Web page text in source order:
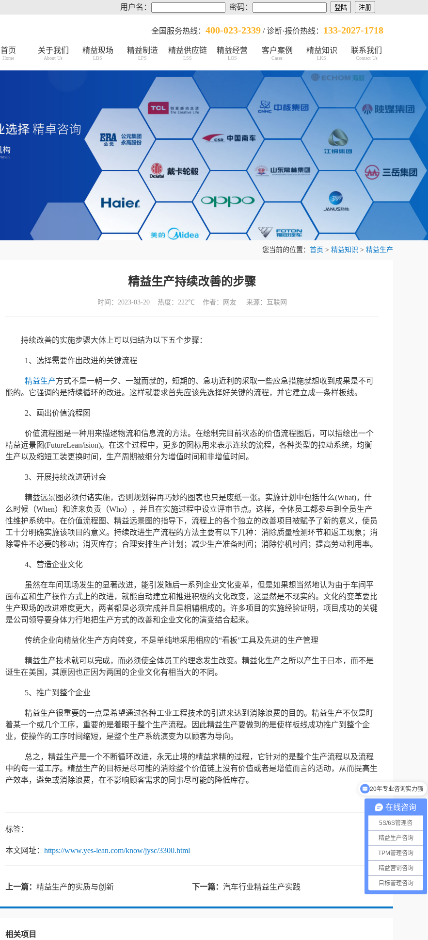
用户名： 密码：
全国服务热线： 400-023-2339 / 诊断·报价热线： 133-2027-1718
首页
Home
关于我们
About Us
精益现场
LBS
精益制造
LPS
精益供应链
LSS
精益经营
LOS
客户案例
Cases
精益知识
LKS
联系我们
Contact Us
您当前的位置： 首页 > 精益知识 > 精益生产
精益生产持续改善的步骤
时间：2023-03-20 热度： 222℃ 作者：网友 来源：互联网
持续改善的实施步骤大体上可以归结为以下五个步骤：
1、选择需要作出改进的关键流程
精益生产方式不是一朝一夕、一蹴而就的，短期的、急功近利的采取一些应急措施就想收到成果是不可
能的。它强调的是持续循环的改进。这样就要求首先应该先选择好关键的流程，并它建立成一条样板线。
2、画出价值流程图
价值流程图是一种用来描述物流和信息流的方法。在绘制完目前状态的价值流程图后，可以描绘出一个
精益远景图(FutureLean/ision)。在这个过程中，更多的图标用来表示连续的流程，各种类型的拉动系统，均衡
生产以及缩短工装更换时间，生产周期被细分为增值时间和非增值时间。
3、开展持续改进研讨会
精益远景图必须付诸实施，否则规划得再巧妙的图表也只是废纸一张。实施计划中包括什么(What)，什
么时候（When）和谁来负责（Who），并且在实施过程中设立评审节点。这样，全体员工都参与到全员生产
性维护系统中。在价值流程图、精益远景图的指导下，流程上的各个独立的改善项目被赋予了新的意义，使员
工十分明确实施该项目的意义。持续改进生产流程的方法主要有以下几种：消除质量检测环节和返工现象；消
除零件不必要的移动；消灭库存；合理安排生产计划；减少生产准备时间；消除停机时间；提高劳动利用率。
4、营造企业文化
虽然在车间现场发生的显著改进，能引发随后一系列企业文化变革，但是如果想当然地认为由于车间平
面布置和生产操作方式上的改进，就能自动建立和推进积极的文化改变，这显然是不现实的。文化的变革要比
生产现场的改进难度更大，两者都是必须完成并且是相辅相成的。许多项目的实施经验证明，项目成功的关键
是公司领导要身体力行地把生产方式的改善和企业文化的演变结合起来。
传统企业向精益化生产方向转变，不是单纯地采用相应的“看板”工具及先进的生产管理
精益生产技术就可以完成，而必须使全体员工的理念发生改变。精益化生产之所以产生于日本，而不是
诞生在美国，其原因也正因为两国的企业文化有相当大的不同。
5、推广到整个企业
精益生产很重要的一点是希望通过各种工业工程技术的引进来达到消除浪费的目的。精益生产不仅是盯
着某一个或几个工序，重要的是着眼于整个生产流程。因此精益生产要做到的是使样板线成功推广到整个企
业，使操作的工序时间缩短，是整个生产系统演变为以顾客为导向。
总之，精益生产是一个不断循环改进，永无止境的精益求精的过程，它针对的是整个生产流程以及流程
中的每一道工序。精益生产的目标是尽可能的消除整个价值链上没有价值或者是增值而言的活动，从而提高生
产效率，避免或消除浪费，在不影响顾客需求的同事尽可能的降低库存。
标签：
本文网址： https://www.yes-lean.com/know/jysc/3300.html
上一篇： 精益生产的实质与创新 下一篇： 汽车行业精益生产实践
相关项目
在线咨询
5S/6S管理咨
精益生产咨询
TPM管理咨询
精益营销咨询
目标管理咨询
20年专业咨询实力强